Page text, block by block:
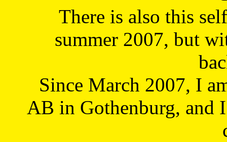
There is also this
summer 2007, but
Since March 2007, I
AB in Gothenburg, and